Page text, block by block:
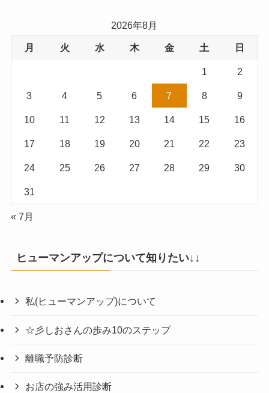
2026年8月
月 火 水 木 金 土 日
1 2
3 4 5 6 7 8 9
10 11 12 13 14 15 16
17 18 19 20 21 22 23
24 25 26 27 28 29 30
31
« 7月
ヒューマンアップについて知りたい↓↓
私(ヒューマンアップ)について
☆彡しおさんの歩み10のステップ
離職予防診断
お店の強み活用診断